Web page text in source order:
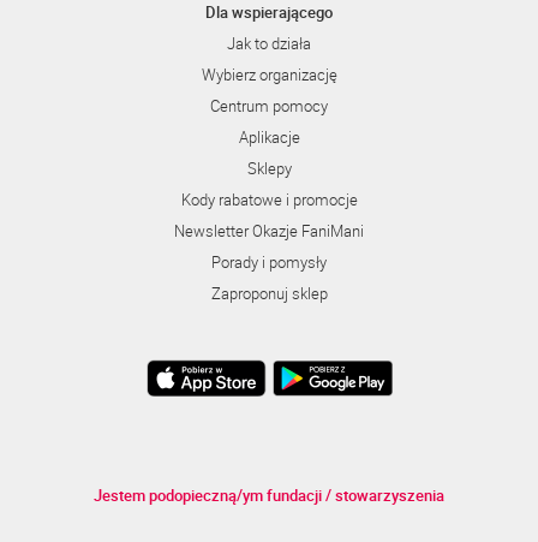
Dla wspierającego
Jak to działa
Wybierz organizację
Centrum pomocy
Aplikacje
Sklepy
Kody rabatowe i promocje
Newsletter Okazje FaniMani
Porady i pomysły
Zaproponuj sklep
Jestem podopieczną/ym fundacji / stowarzyszenia